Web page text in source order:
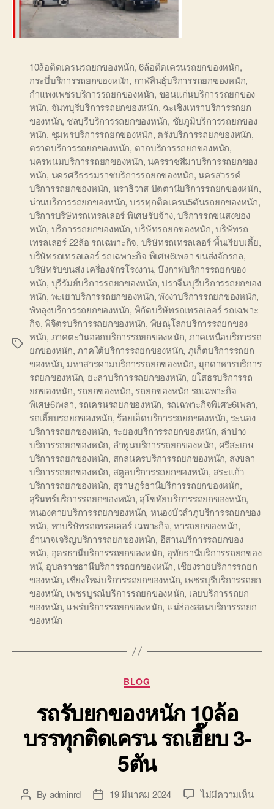
Tags
10ล้อติดเครนรถยกของหนัก,6ล้อติดเครนรถยกของหนัก,
กระบี่บริการรถยกของหนัก, กาฬสินธุ์บริการรถยกของหนัก,
กำแพงเพชรบริการรถยกของหนัก, ขอนแก่นบริการรถยกของ
หนัก, จันทบุรีบริการรถยกของหนัก, ฉะเชิงเทราบริการรถยก
ของหนัก, ชลบุรีบริการรถยกของหนัก, ชัยภูมิบริการรถยกของ
หนัก, ชุมพรบริการรถยกของหนัก, ตรังบริการรถยกของหนัก,
ตราดบริการรถยกของหนัก, ตากบริการรถยกของหนัก,
นครพนมบริการรถยกของหนัก, นครราชสีมาบริการรถยกของ
หนัก, นครศรีธรรมราชบริการรถยกของหนัก, นครสวรรค์
บริการรถยกของหนัก, นราธิวาส ปัตตานีบริการรถยกของหนัก,
น่านบริการรถยกของหนัก, บรรทุกติดเครน5ตันรถยกของหนัก,
บริการบริษัทรถเทรลเลอร์ พิเศษรับจ้าง,บริการรถขนสงของ
หนัก, บริการรถยกของหนัก,บริษัทรถยกของหนัก,บริษัทรถ
เทรลเลอร์ 22ล้อ รถเฉพาะกิจ, บริษัทรถเทรลเลอร์ พื้นเรียบเตี้ย,
บริษัทรถเทรลเลอร์ รถเฉพาะกิจ พิเศษ6เพลา ขนส่งจักรกล,
บริษัทรับขนส่ง เครื่องจักรโรงงาน,บึงกาฬบริการรถยกของ
หนัก, บุรีรัมย์บริการรถยกของหนัก,ปราจีนบุรีบริการรถยกของ
หนัก, พะเยาบริการรถยกของหนัก,พังงาบริการรถยกของหนัก,
พัทลุงบริการรถยกของหนัก, พิกัดบริษัทรถเทรลเลอร์ รถเฉพาะ
กิจ,พิจิตรบริการรถยกของหนัก, พิษณุโลกบริการรถยกของ
หนัก, ภาคตะวันออกบริการรถยกของหนัก, ภาคเหนือบริการรถ
ยกของหนัก,ภาคใต้บริการรถยกของหนัก, ภูเก็ตบริการรถยก
ของหนัก, มหาสารคามบริการรถยกของหนัก, มุกดาหารบริการ
รถยกของหนัก, ยะลาบริการรถยกของหนัก, ยโสธรบริการรถ
ยกของหนัก, รถยกของหนัก, รถยกของหนัก รถเฉพาะกิจ
พิเศษ6เพลา, รถเครนรถยกของหนัก, รถเฉพาะกิจพิเศษ6เพลา,
รถเฮี๊ยบรถยกของหนัก, ร้อยเอ็ดบริการรถยกของหนัก, ระนอง
บริการรถยกของหนัก, ระยองบริการรถยกของหนัก, ลำปาง
บริการรถยกของหนัก, ลำพูนบริการรถยกของหนัก, ศรีสะเกษ
บริการรถยกของหนัก, สกลนครบริการรถยกของหนัก, สงขลา
บริการรถยกของหนัก, สตูลบริการรถยกของหนัก, สระแก้ว
บริการรถยกของหนัก, สุราษฎร์ธานีบริการรถยกของหนัก,
สุรินทร์บริการรถยกของหนัก, สุโขทัยบริการรถยกของหนัก,
หนองคายบริการรถยกของหนัก, หนองบัวลำภูบริการรถยกของ
หนัก, หาบริษัทรถเทรลเลอร์ เฉพาะกิจ,หารถยกของหนัก,
อำนาจเจริญบริการรถยกของหนัก, อีสานบริการรถยกของ
หนัก, อุดรธานีบริการรถยกของหนัก, อุทัยธานีบริการรถยกของ
หนั, อุบลราชธานีบริการรถยกของหนัก, เชียงรายบริการรถยก
ของหนัก, เชียงใหม่บริการรถยกของหนัก, เพชรบุรีบริการรถยก
ของหนัก, เพชรบูรณ์บริการรถยกของหนัก, เลยบริการรถยก
ของหนัก, แพร่บริการรถยกของหนัก, แม่ฮ่องสอนบริการรถยก
ของหนัก
Categories
BLOG
รถรับยกของหนัก 10ล้อ
บรรทุกติดเครน รถเฮี๊ยบ 3-
5ตัน
PostBy adminrd
Post19 มีนาคม 2024 ไม่มีความเห็นบน